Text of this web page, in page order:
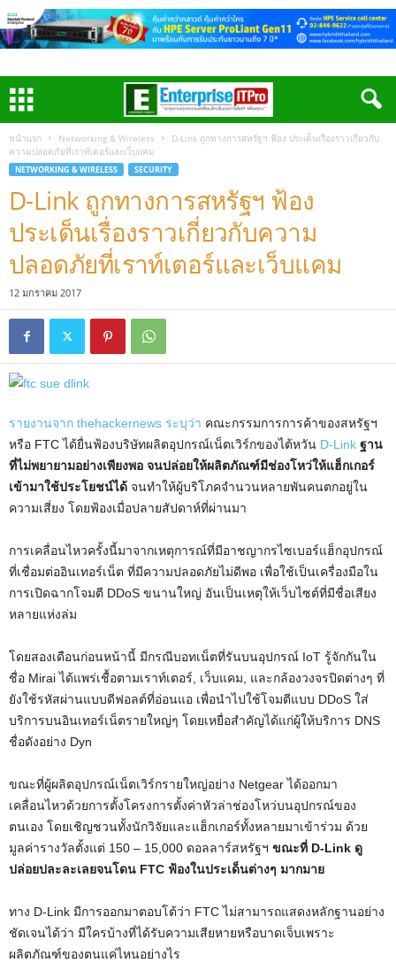
หน้าแรก Networking & Wireless
D-Link ถูกทางการสหรัฐฯ ฟ้อง ประเด็นเรื่องราวเกี่ยวกับ
ความปลอดภัยที่เราท์เตอร์และเว็บแคม
NETWORKING & WIRELESS SECURITY
D-Link ถูกทางการสหรัฐฯ ฟ้อง
ประเด็นเรื่องราวเกี่ยวกับความ
ปลอดภัยที่เราท์เตอร์และเว็บแคม
12 มกราคม 2017
รายงานจาก thehackernews ระบุว่า คณะกรรมการการค้าของสหรัฐฯ
หรือ FTC ได้ยื่นฟ้องบริษัทผลิตอุปกรณ์เน็ตเวิร์กของไต้หวัน D-Link ฐาน
ที่ไม่พยายามอย่างเพียงพอ จนปล่อยให้ผลิตภัณฑ์มีช่องโหว่ให้แฮ็กเกอร์
เข้ามาใช้ประโยชน์ได้ จนทำให้ผู้บริโภคจำนวนหลายพันคนตกอยู่ใน
ความเสี่ยง โดยฟ้องเมื่อปลายสัปดาห์ที่ผ่านมา
การเคลื่อนไหวครั้งนี้มาจากเหตุการณ์ที่มีอาชญากรไซเบอร์แฮ็กอุปกรณ์
ที่เชื่อมต่ออินเทอร์เน็ต ที่มีความปลอดภัยไม่ดีพอ เพื่อใช้เป็นเครื่องมือใน
การเปิดฉากโจมตี DDoS ขนานใหญ่ อันเป็นเหตุให้เว็บไซต์ที่มีชื่อเสียง
หลายแห่งล่ม
โดยสองเดือนก่อนหน้านี้ มีกรณีบอทเน็ตที่รันบนอุปกรณ์ IoT รู้จักกันใน
ชื่อ Mirai ได้แพร่เชื้อตามเราท์เตอร์, เว็บแคม, และกล้องวงจรปิดต่างๆ ที่
ยังใช้รหัสผ่านแบบดีฟอลต์ที่อ่อนแอ เพื่อนำไปใช้โจมตีแบบ DDoS ใส่
บริการบนอินเทอร์เน็ตรายใหญ่ๆ โดยเหยื่อสำคัญได้แก่ผู้ให้บริการ DNS
ชื่อดังอย่าง Dyn
ขณะที่ผู้ผลิตอุปกรณ์เน็ตเวิร์กรายใหญ่อย่าง Netgear ได้ออกมา
เคลื่อนไหวด้วยการตั้งโครงการตั้งค่าหัวล่าช่องโหว่บนอุปกรณ์ของ
ตนเอง โดยเชิญชวนทั้งนักวิจัยและแฮ็กเกอร์ทั้งหลายมาเข้าร่วม ด้วย
มูลค่ารางวัลตั้งแต่ 150 – 15,000 ดอลลาร์สหรัฐฯ ขณะที่ D-Link ดู
ปล่อยปละละเลยจนโดน FTC ฟ้องในประเด็นต่างๆ มากมาย
ทาง D-Link มีการออกมาตอบโต้ว่า FTC ไม่สามารถแสดงหลักฐานอย่าง
ชัดเจนได้ว่า มีใครบ้างที่ได้รับความเสียหายหรือบาดเจ็บเพราะ
ผลิตภัณฑ์ของตนแค่ไหนอย่างไร